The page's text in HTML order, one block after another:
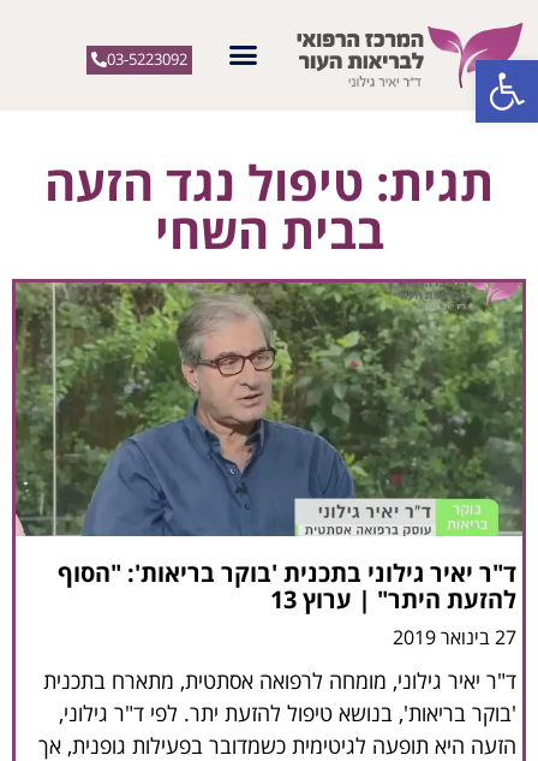
פתח סרגל נגישות 03-5223092
תגית: טיפול נגד הזעה
בבית השחי
ד"ר יאיר גילוני בתכנית 'בוקר בריאות': "הסוף
להזעת היתר" | ערוץ 13
27 בינואר 2019
ד"ר יאיר גילוני, מומחה לרפואה אסתטית, מתארח בתכנית
'בוקר בריאות', בנושא טיפול להזעת יתר. לפי ד"ר גילוני,
הזעה היא תופעה לגיטימית כשמדובר בפעילות גופנית, אך